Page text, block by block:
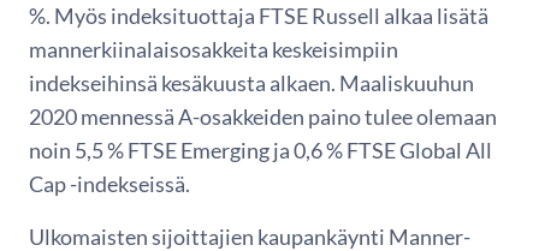
%. Myös indeksituottaja FTSE Russell alkaa lisätä
mannerkiinalaisosakkeita keskeisimpiin
indekseihinsä kesäkuusta alkaen. Maaliskuuhun
2020 mennessä A-osakkeiden paino tulee olemaan
noin 5,5 % FTSE Emerging ja 0,6 % FTSE Global All
Cap -indekseissä.
Ulkomaisten sijoittajien kaupankäynti Manner-